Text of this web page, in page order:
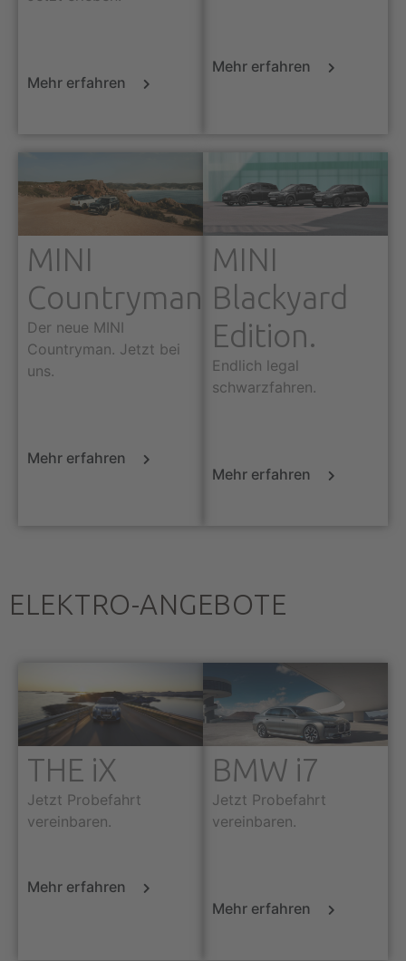
Mehr erfahren
Mehr erfahren
MINI
Countryman
Der neue MINI
Countryman. Jetzt bei
uns.
Mehr erfahren
MINI
Blackyard
Edition.
Endlich legal
schwarzfahren.
Mehr erfahren
ELEKTRO-ANGEBOTE
THE iX
Jetzt Probefahrt
vereinbaren.
Mehr erfahren
BMW i7
Jetzt Probefahrt
vereinbaren.
Mehr erfahren